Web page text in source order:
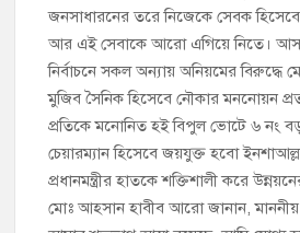
জনসাধারনের তরে নিজেকে সেবক হিসেবে
আর এই সেবাকে আরাে এগিয়ে নিতে।
নির্বাচনে সকল অন্যায় অনিয়মের
মুজিব সৈনিক হিসেবে নৌকার মননোয়ন
প্রতিকে মনোনিত হই বিপুল ভোটে ৬ নং
চেয়ারম্যান হিসেবে জয়যুক্ত হবো
প্রধানমন্ত্রীর হাতকে শক্তিশালী করে
মোঃ আহসান হাবীব আরো জানান, মাননীয়